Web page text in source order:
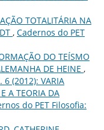
AÇÃO TOTALITÁRIA NA
, Cadernos do PET
DO TEÍSMO
DE HEINE ,
(2012): VARIA
A TEORIA DA
do PET Filosofia: